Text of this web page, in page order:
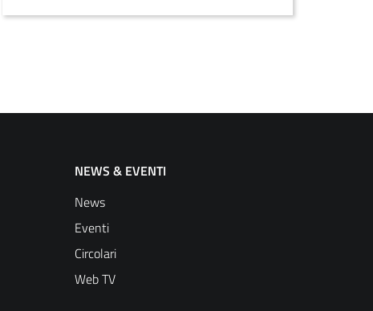
NEWS & EVENTI
News
Eventi
Circolari
Web TV